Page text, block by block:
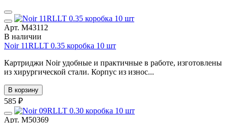
Арт. М43112
В наличии
Noir 11RLLT 0.35 коробка 10 шт
Картриджи Noir удобные и практичные в работе, изготовлены
из хирургической стали. Корпус из износ...
В корзину
585 ₽
Арт. М50369